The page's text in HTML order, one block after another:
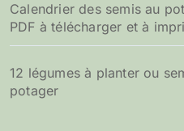
Calendrier des semis au
PDF à télécharger et à
12 légumes à planter ou
potager